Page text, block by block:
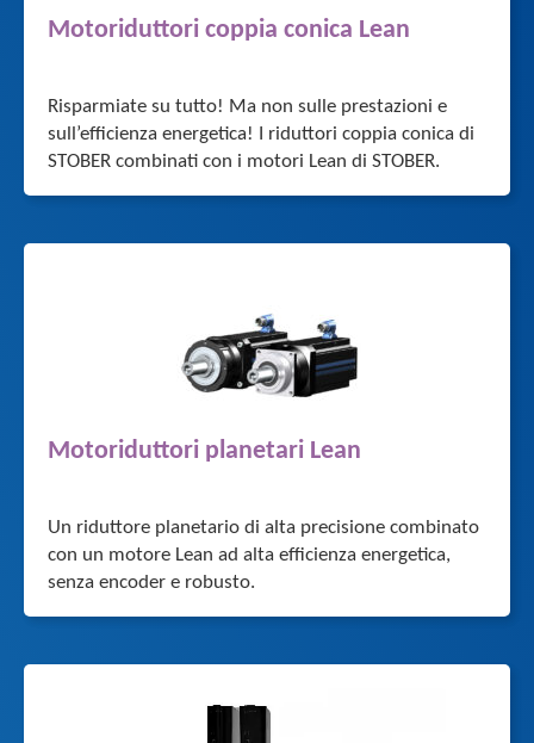
Motoriduttori coppia conica Lean
Risparmiate su tutto! Ma non sulle prestazioni e
sull’efficienza energetica! I riduttori coppia conica di
STOBER combinati con i motori Lean di STOBER.
Motoriduttori planetari Lean
Un riduttore planetario di alta precisione combinato
con un motore Lean ad alta efficienza energetica,
senza encoder e robusto.